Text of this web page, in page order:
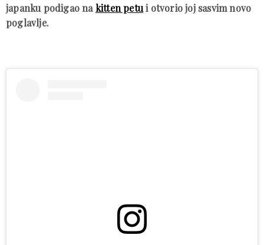
japanku podigao nakitten petui otvorio joj sasvim novo
poglavlje.